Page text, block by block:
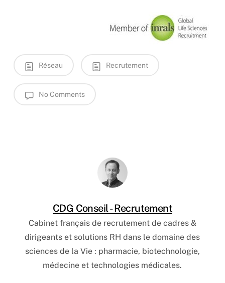
Réseau Recrutement
No Comments
CDG Conseil - Recrutement
Cabinet français de recrutement de cadres &
dirigeants et solutions RH dans le domaine des
sciences de la Vie : pharmacie, biotechnologie,
médecine et technologies médicales.